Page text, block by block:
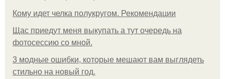
Кому идет челка полукругом. Рекомендации
Щас приедут меня выкупать а тут очередь на
фотосессию со мной.
3 модные ошибки, которые мешают вам выглядеть
стильно на новый год.